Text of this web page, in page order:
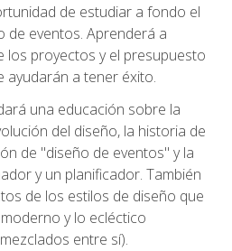
de estudiar a fondo el
de eventos. Aprenderá a
los proyectos y el presupuesto
ayudarán a tener éxito.
una educación sobre la
del diseño, la historia de
de "diseño de eventos" y la
y un planificador. También
de los estilos de diseño que
y lo ecléctico
entre sí).